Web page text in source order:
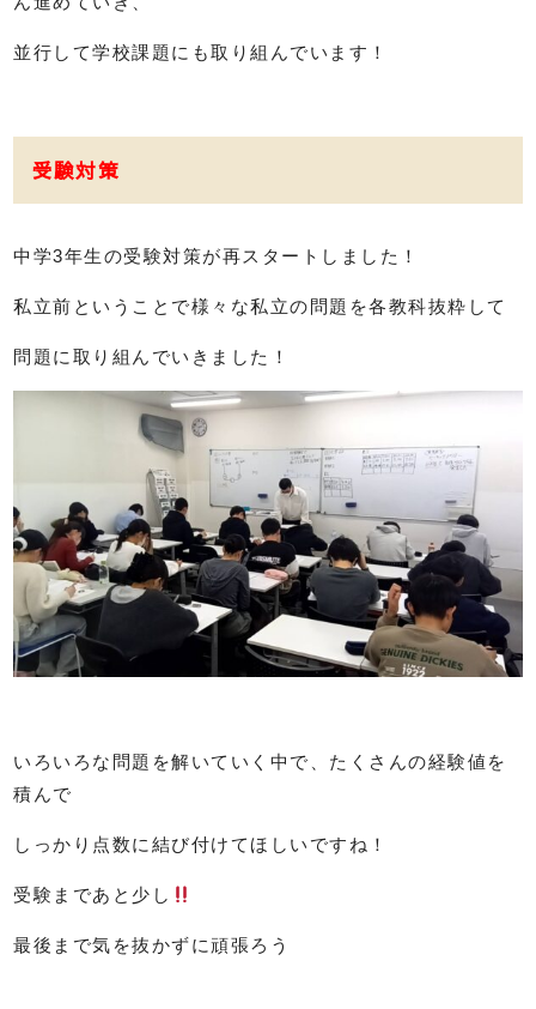
並行して学校課題にも取り組んでいます！
受験対策
中学3年生の受験対策が再スタートしました！
私立前ということで様々な私立の問題を各教科抜粋して
問題に取り組んでいきました！
いろいろな問題を解いていく中で、たくさんの経験値を
積んで
しっかり点数に結び付けてほしいですね！
受験まであと少し
最後まで気を抜かずに頑張ろう